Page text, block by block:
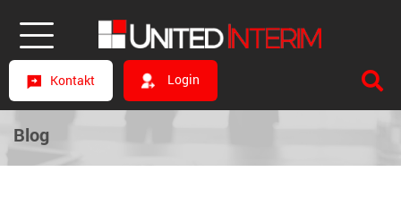
Kontakt Login
Blog